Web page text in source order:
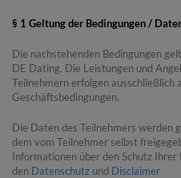
§ 1 Geltung der Bedingungen /
Die nachstehenden Bedingungen
DE Dating. Die Leistungen und
Teilnehmern erfolgen ausschließlich
Geschäftsbedingungen.
Die Daten des Teilnehmers werden
dem vom Teilnehmer selbst
Informationen über den Schutz
den Datenschutz und Disclaimer